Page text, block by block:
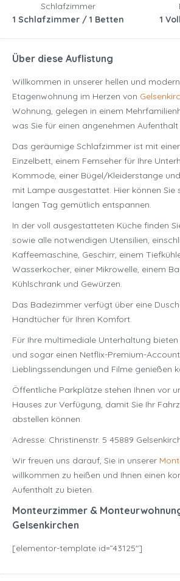
Schlafzimmer
1 Schlafzimmer / 1 Betten
1
Über diese Auflistung
Willkommen in unserer hellen und
Etagenwohnung im Herzen von
Wohnung, gelegen in einem
was Sie für einen angenehmen
Das geräumige Schlafzimmer ist mit
Einzelbett, einem Fernseher für Ihre
Kommode, einer Bügel/Kleiderstange
mit Lampe ausgestattet. Hier können Sie
langen Tag gemütlich entspannen.
In der voll ausgestatteten Küche finden
sowie alle notwendigen Utensilien,
Kaffeemaschine, Geschirr, einem
Wasserkocher, einer Mikrowelle, einem
Kühlschrank und Gewürzen.
Das Badezimmer verfügt über eine
Handtücher für Ihren Komfort.
Für Ihre multimediale Unterhaltung bieten
und sogar einen Netflix-Premium-
Lieblingssendungen und Filme genießen
Öffentliche Parkplätze stehen Ihnen vor
Hauses zur Verfügung, damit Sie Ihr
abstellen können.
Adresse: Christinenstr. 5 45889
Wir freuen uns darauf, Sie in unserer
willkommen zu heißen und Ihnen einen
Aufenthalt zu bieten.
Monteurzimmer &
Gelsenkirchen
[elementor-template id=”43125″]